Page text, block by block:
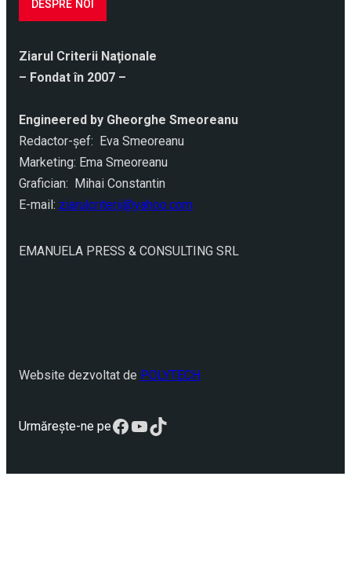
DESPRE NOI
Ziarul Criterii Naţionale
– Fondat în 2007 –
Engineered by Gheorghe Smeoreanu
Redactor-şef: Eva Smeoreanu
Marketing: Ema Smeoreanu
Grafician: Mihai Constantin
E-mail: ziarulcriterii@yahoo.com
EMANUELA PRESS & CONSULTING SRL
Website dezvoltat de POLYTECH
Urmărește-ne peFacebook
YouTube
TikTok